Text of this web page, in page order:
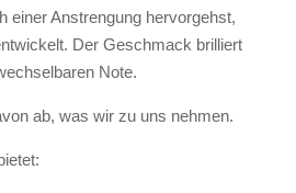
einer Anstrengung hervorgehst,
Der Geschmack brilliert
Note.
ab, was wir zu uns nehmen.